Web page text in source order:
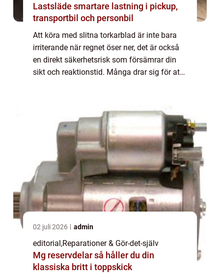
Lastsläde smartare lastning i pickup,
transportbil och personbil
Att köra med slitna torkarblad är inte bara
irriterande när regnet öser ner, det är också
en direkt säkerhetsrisk som försämrar din
sikt och reaktionstid. Många drar sig för att
02 juli 2026 admin
editorial,Reparationer & Gör-det-själv
Mg reservdelar så håller du din
klassiska britt i toppskick